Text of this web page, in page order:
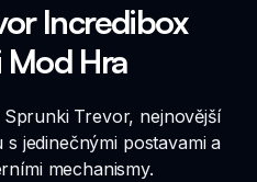
Incredibox
Hra
Trevor, nejnovější
jedinečnými postavami a
mechanismy.